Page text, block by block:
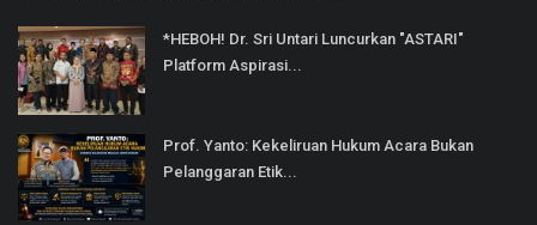
*HEBOH! Dr. Sri Untari Luncurkan "ASTARI"
Platform Aspirasi...
Prof. Yanto: Kekeliruan Hukum Acara Bukan
Pelanggaran Etik...